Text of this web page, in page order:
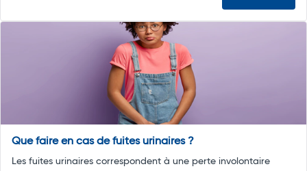
Que faire en cas de fuites urinaires ?
Les fuites urinaires correspondent à une perte involontaire